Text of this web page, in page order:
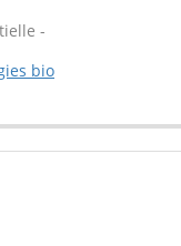
-
bio